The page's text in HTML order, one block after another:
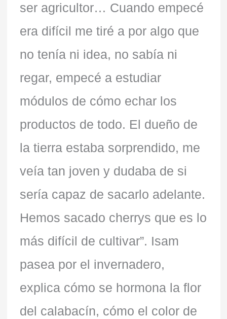
ser agricultor… Cuando empecé
era difícil me tiré a por algo que
no tenía ni idea, no sabía ni
regar, empecé a estudiar
módulos de cómo echar los
productos de todo. El dueño de
la tierra estaba sorprendido, me
veía tan joven y dudaba de si
sería capaz de sacarlo adelante.
Hemos sacado cherrys que es lo
más difícil de cultivar”. Isam
pasea por el invernadero,
explica cómo se hormona la flor
del calabacín, cómo el color de